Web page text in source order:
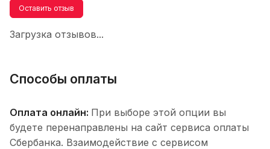
Оставить отзыв
Загрузка отзывов...
Способы оплаты
Оплата онлайн: При выборе этой опции вы
будете перенаправлены на сайт сервиса оплаты
Сбербанка. Взаимодействие с сервисом